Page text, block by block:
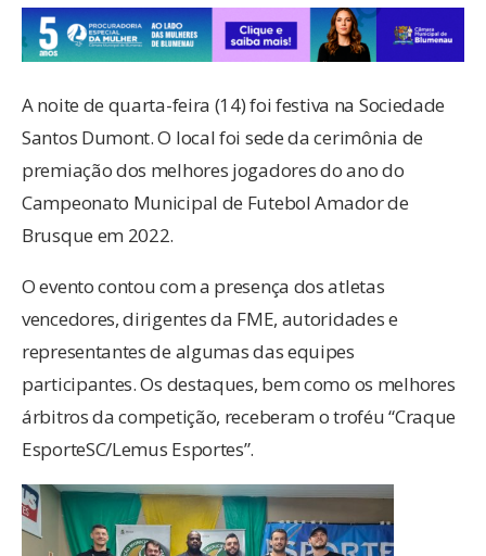
A noite de quarta-feira (14) foi festiva na Sociedade
Santos Dumont. O local foi sede da cerimônia de
premiação dos melhores jogadores do ano do
Campeonato Municipal de Futebol Amador de
Brusque em 2022.
O evento contou com a presença dos atletas
vencedores, dirigentes da FME, autoridades e
representantes de algumas das equipes
participantes. Os destaques, bem como os melhores
árbitros da competição, receberam o troféu “Craque
EsporteSC/Lemus Esportes”.